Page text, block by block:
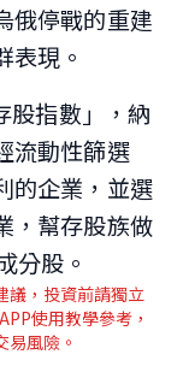
俄停戰的重建
表現。
股指數」，納
流動性篩選
的企業，並選
，幫存股族做
分股。
，投資前請獨立
使用教學參考，
風險。